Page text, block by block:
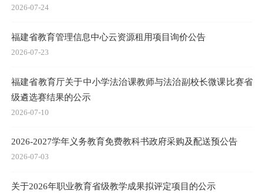
2026-07-24
福建省教育管理信息中心云资源租用项目询价公告
2026-07-23
福建省教育厅关于中小学法治课教师与法治副校长微课比赛省
级遴选赛结果的公示
2026-07-10
2026-2027学年义务教育免费教科书政府采购及配送预公告
2026-07-03
关于2026年职业教育省级教学成果拟评定项目的公示